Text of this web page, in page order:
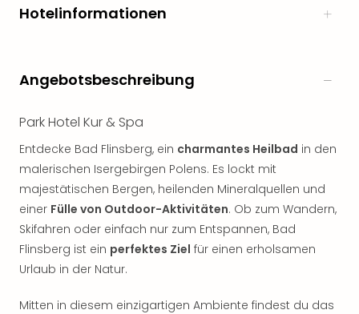
Hotelinformationen
Angebotsbeschreibung
Park Hotel Kur & Spa
Entdecke Bad Flinsberg, ein charmantes Heilbad in den
malerischen Isergebirgen Polens. Es lockt mit
majestätischen Bergen, heilenden Mineralquellen und
einer Fülle von Outdoor-Aktivitäten. Ob zum Wandern,
Skifahren oder einfach nur zum Entspannen, Bad
Flinsberg ist ein perfektes Ziel für einen erholsamen
Urlaub in der Natur.
Mitten in diesem einzigartigen Ambiente findest du das